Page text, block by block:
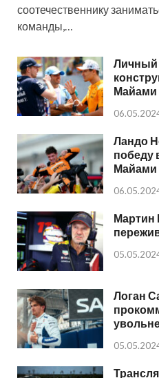
соотечественнику
команды,…
Личный
Майами
Ландо
победу
Майами
Мартин
Логан